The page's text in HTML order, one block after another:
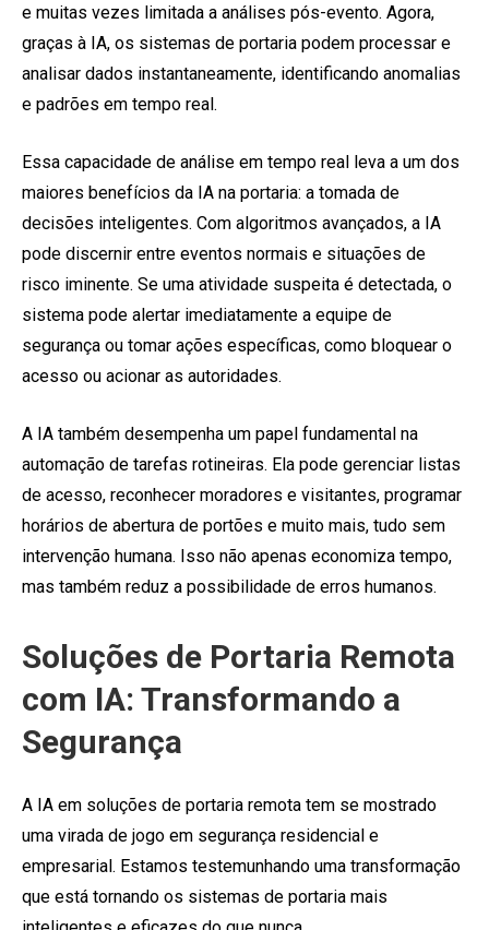
e muitas vezes limitada a análises pós-evento. Agora,
graças à IA, os sistemas de portaria podem processar e
analisar dados instantaneamente, identificando anomalias
e padrões em tempo real.
Essa capacidade de análise em tempo real leva a um dos
maiores benefícios da IA na portaria: a tomada de
decisões inteligentes. Com algoritmos avançados, a IA
pode discernir entre eventos normais e situações de
risco iminente. Se uma atividade suspeita é detectada, o
sistema pode alertar imediatamente a equipe de
segurança ou tomar ações específicas, como bloquear o
acesso ou acionar as autoridades.
A IA também desempenha um papel fundamental na
automação de tarefas rotineiras. Ela pode gerenciar listas
de acesso, reconhecer moradores e visitantes, programar
horários de abertura de portões e muito mais, tudo sem
intervenção humana. Isso não apenas economiza tempo,
mas também reduz a possibilidade de erros humanos.
Soluções de Portaria Remota
com IA: Transformando a
Segurança
A IA em soluções de portaria remota tem se mostrado
uma virada de jogo em segurança residencial e
empresarial. Estamos testemunhando uma transformação
que está tornando os sistemas de portaria mais